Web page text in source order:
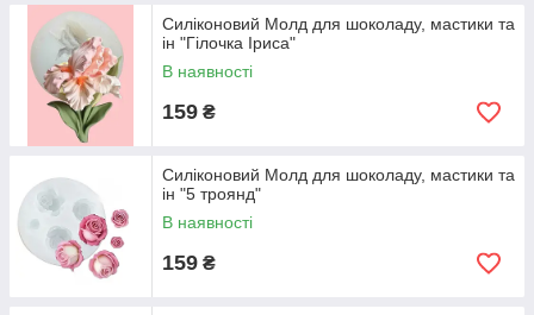
Силіконовий Молд для шоколаду, мастики та
ін "Гілочка Іриса"
В наявності
159 ₴
Силіконовий Молд для шоколаду, мастики та
ін "5 троянд"
В наявності
159 ₴